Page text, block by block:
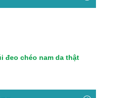
đeo chéo nam da thật